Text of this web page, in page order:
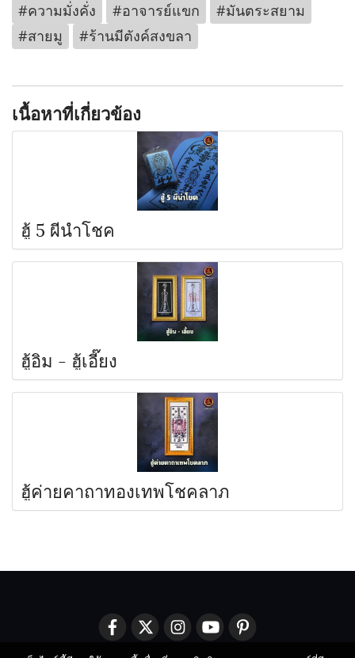
#ความมั่งคั่ง
#อาจารย์แขก
#มันตระสยาม
#สายมู
#ร้านมีตังค์สงขลา
เนื้อหาที่เกี่ยวข้อง
ฮู้ 5 ผีนำโชค
ฮู้อิม - ฮู้เอี๊ยง
ฮู้ค่ายคาถาทองเทพโชคลาภ